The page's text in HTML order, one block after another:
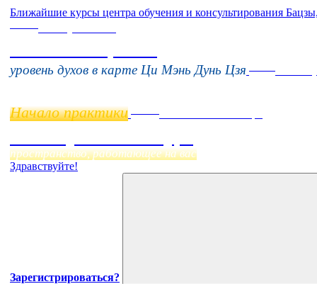
Ближайшие курсы центра обучения и консультирования
уровень духов в карте Ци Мэнь Дунь Цзя
Начало практики
пространство, работающее на вас
Здравствуйте!
Зарегистрироваться?